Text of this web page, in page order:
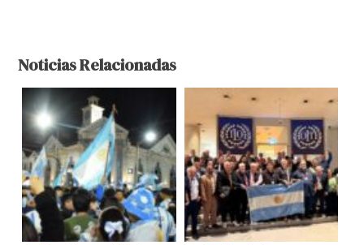
Noticias Relacionadas